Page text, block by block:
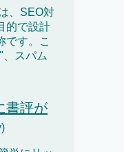
、SEO対
的で設計
です。こ
スパム
書評が